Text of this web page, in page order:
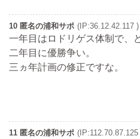
10 匿名の浦和サポ (IP:36.12.42.117 )
一年目はロドリゲス体制で、
二年目に優勝争い。
三ヵ年計画の修正ですな。
11 匿名の浦和サポ (IP:112.70.87.125